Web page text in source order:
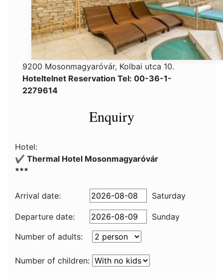
9200 Mosonmagyaróvár, Kolbai utca 10.
Hoteltelnet Reservation Tel: 00-36-1-
2279614
Enquiry
Hotel:
✔️ Thermal Hotel Mosonmagyaróvár
***
Arrival date: Saturday
Departure date:
Sunday
Number of adults:
Number of children: